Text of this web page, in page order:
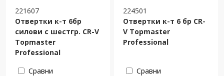
221607
Отвертки к-т 6бр
силови с шестгр. CR-V
Topmaster
Professional
Сравни
224501
Отвертки к-т 6 бр CR-
V Topmaster
Professional
Сравни